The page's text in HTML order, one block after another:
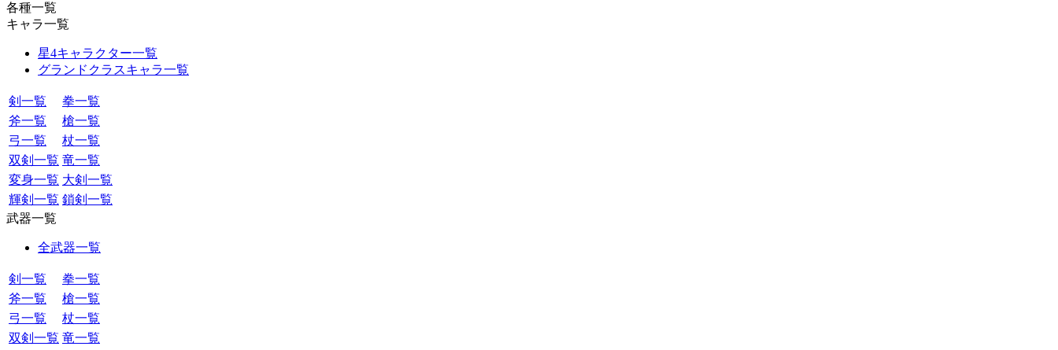
各種一覧
キャラ一覧
星4キャラクター一覧
グランドクラスキャラ一覧
剣一覧
拳一覧
斧一覧
槍一覧
弓一覧
杖一覧
双剣一覧 竜一覧
変身一覧 大剣一覧
輝剣一覧 鎖剣一覧
武器一覧
全武器一覧
剣一覧
拳一覧
斧一覧
槍一覧
弓一覧
杖一覧
双剣一覧 竜一覧